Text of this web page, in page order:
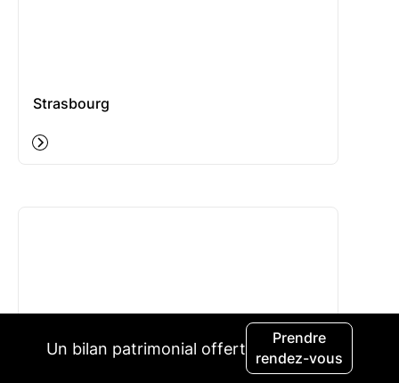
Strasbourg
Un bilan patrimonial offert
Prendre
rendez-vous